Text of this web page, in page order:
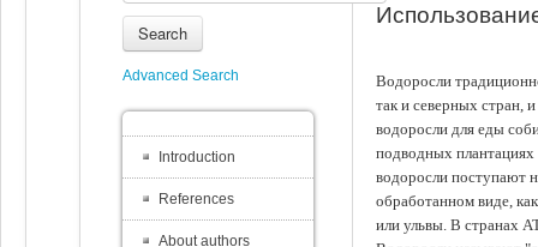
Водоросли
так и северных стран,
водоросли для еды
подводных
водоросли поступают
обработанном виде,
или ульвы. В странах
Search
Advanced Search
Introduction
References
About authors